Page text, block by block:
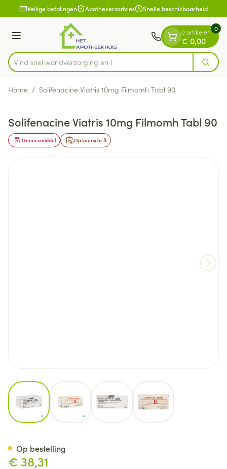
Ga naar de inhoud
1 van 1Veilige betalingen Apothekersadvies Snelle beschikbaarheid
Menu
Product, merk, categorie...
Vind snel wondverzo Zoek
0 artikelen
€ 0,00
0
Home / Solifenacine Viatris 10mg Filmomh Tabl 90
Solifenacine Viatris 10mg Filmomh Tabl 90
Op voorschrift
Geneesmiddel
View larger image
€ 38,31
Op bestelling